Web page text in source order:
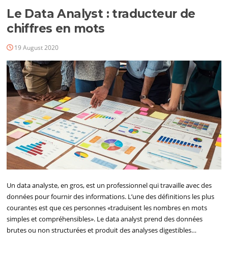
Le Data Analyst : traducteur de
chiffres en mots
19 August 2020
Un data analyste, en gros, est un professionnel qui travaille avec des
données pour fournir des informations. L’une des définitions les plus
courantes est que ces personnes «traduisent les nombres en mots
simples et compréhensibles». Le data analyst prend des données
brutes ou non structurées et produit des analyses digestibles…